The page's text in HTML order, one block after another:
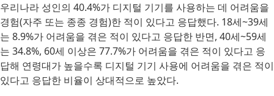
우리나라 성인의 40.4%가 디지털 기기를 사용하는 데 어려움을
경험(자주 또는 종종 경험)한 적이 있다고 응답했다. 18세~39세
는 8.9%가 어려움을 겪은 적이 있다고 응답한 반면, 40세~59세
는 34.8%, 60세 이상은 77.7%가 어려움을 겪은 적이 있다고 응
답해 연령대가 높을수록 디지털 기기 사용에 어려움을 겪은 적이
있다고 응답한 비율이 상대적으로 높았다.